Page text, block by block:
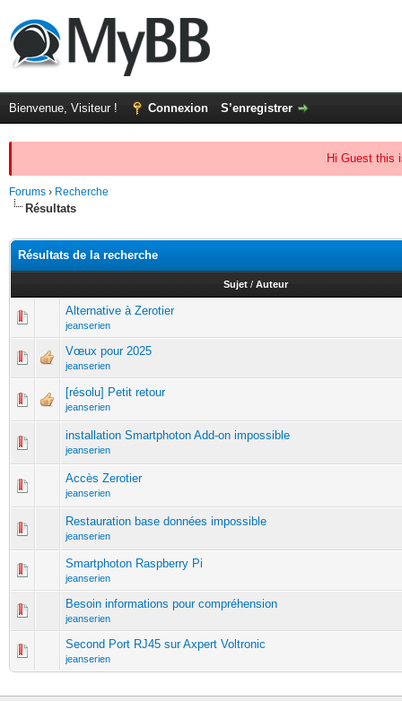
Bienvenue, Visiteur ! Connexion S’enregistrer
Hi Guest this
Forums › Recherche
Résultats
Résultats de la recherche
Sujet / Auteur
Alternative à Zerotier
jeanserien
Vœux pour 2025
jeanserien
[résolu] Petit retour
jeanserien
installation Smartphoton Add-on impossible
jeanserien
Accès Zerotier
jeanserien
Restauration base données impossible
jeanserien
Smartphoton Raspberry Pi
jeanserien
Besoin informations pour compréhension
jeanserien
Second Port RJ45 sur Axpert Voltronic
jeanserien